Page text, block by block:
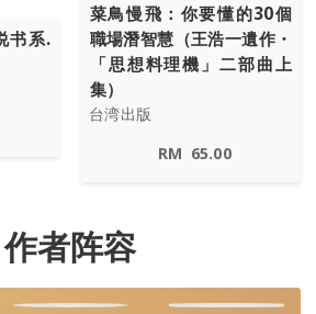
书系.
菜鳥慢飛：你要懂的30個
職場潛智慧（王浩一遺作・
「思想料理機」二部曲上
集）
台湾出版
RM 65.00
作者阵容